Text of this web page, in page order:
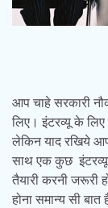
आप चाहे सरकारी
लिए। इंटरव्यू के
लेकिन याद रखिये
साथ एक कुछ
तैयारी करनी जरूरी
होना समान्य सी